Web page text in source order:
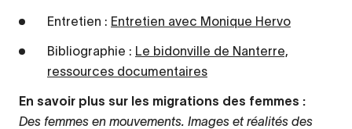
Entretien : Entretien avec Monique Hervo
Bibliographie : Le bidonville de Nanterre,
ressources documentaires
En savoir plus sur les migrations des femmes :
Des femmes en mouvements. Images et réalités des